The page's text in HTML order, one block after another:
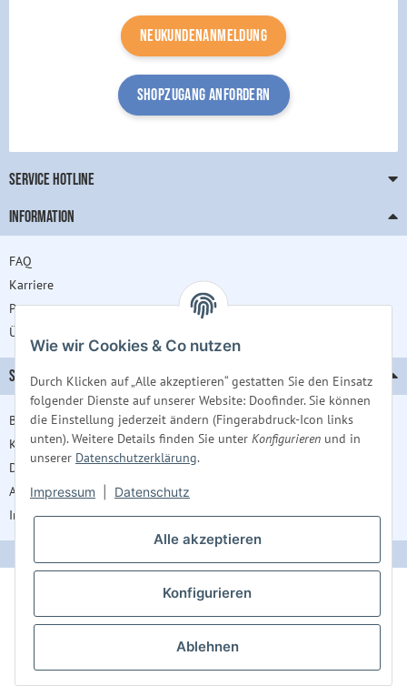
SERVICE HOTLINE
INFORMATION
FAQ
Karriere
Presse
Über uns
SERVICE
Barrierefreiheitserklärung
Kontakt
Datenschutz
AGB
Impressum
Neukundenanmeldung
Shopzugang anfordern
* Alle Preise sind Nettopreise zzgl. Mehrwertsteuer und Versandkosten und ggf.
Wie wir Cookies & Co nutzen
Durch Klicken auf „Alle akzeptieren“ gestatten Sie den Einsatz
folgender Dienste auf unserer Website: Doofinder. Sie können
die Einstellung jederzeit ändern (Fingerabdruck-Icon links
unten). Weitere Details finden Sie unter Konfigurieren und in
unserer Datenschutzerklärung.
Impressum Datenschutz
Alle akzeptieren
Konfigurieren
Ablehnen